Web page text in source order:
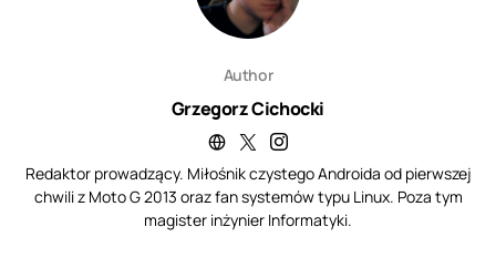
Author
Grzegorz Cichocki
Redaktor prowadzący. Miłośnik czystego Androida od pierwszej
chwili z Moto G 2013 oraz fan systemów typu Linux. Poza tym
magister inżynier Informatyki.